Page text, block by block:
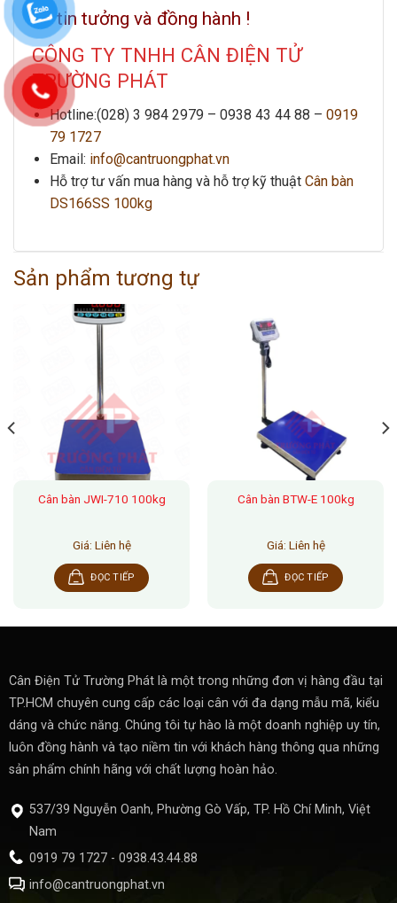
đã tin tưởng và đồng hành !
CÔNG TY TNHH CÂN ĐIỆN TỬ
TRƯỜNG PHÁT
Hotline:(028) 3 984 2979 – 0938 43 44 88 – 0919
79 1727
Email: info@cantruongphat.vn
Hỗ trợ tư vấn mua hàng và hỗ trợ kỹ thuật Cân bàn
DS166SS 100kg
Sản phẩm tương tự
Cân bàn JWI-710 100kg
Giá: Liên hệ
ĐỌC TIẾP
Cân bàn BTW-E 100kg
Giá: Liên hệ
ĐỌC TIẾP
Cân Điện Tử Trường Phát là một trong những đơn vị hàng đầu tại
TP.HCM chuyên cung cấp các loại cân với đa dạng mẫu mã, kiểu
dáng và chức năng. Chúng tôi tự hào là một doanh nghiệp uy tín,
luôn đồng hành và tạo niềm tin với khách hàng thông qua những
sản phẩm chính hãng với chất lượng hoàn hảo.
537/39 Nguyễn Oanh, Phường Gò Vấp, TP. Hồ Chí Minh, Việt
Nam
0919 79 1727 - 0938.43.44.88
info@cantruongphat.vn